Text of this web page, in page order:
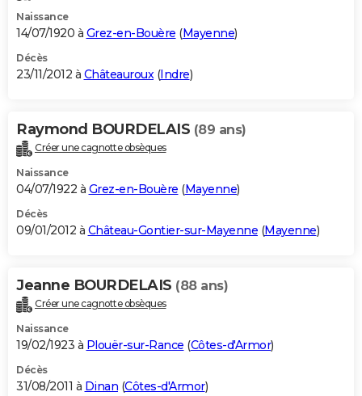
Naissance
14/07/1920 à Grez-en-Bouère (Mayenne)
Décès
23/11/2012 à Châteauroux(Indre)
Raymond BOURDELAIS (89 ans)
Créer une cagnotte obsèques
Naissance
04/07/1922 à Grez-en-Bouère (Mayenne)
Décès
09/01/2012 à Château-Gontier-sur-Mayenne (Mayenne)
Jeanne BOURDELAIS (88 ans)
Créer une cagnotte obsèques
Naissance
19/02/1923 à Plouër-sur-Rance (Côtes-d'Armor)
Décès
31/08/2011 à Dinan (Côtes-d'Armor)